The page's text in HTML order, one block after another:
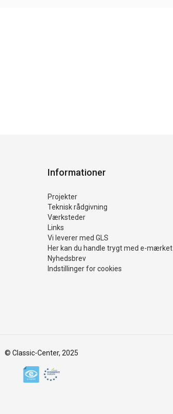
Informationer
Projekter
Teknisk rådgivning
Værksteder
Links
Vi leverer med GLS
Her kan du handle trygt med e-mærket
Nyhedsbrev
Indstillinger for cookies
© Classic-Center, 2025